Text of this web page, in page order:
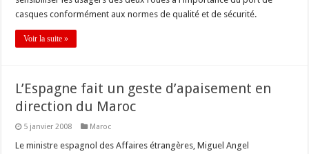
casques conformément aux normes de qualité et de sécurité.
Voir la suite »
L’Espagne fait un geste d’apaisement en
direction du Maroc
5 janvier 2008 Maroc
Le ministre espagnol des Affaires étrangères, Miguel Angel